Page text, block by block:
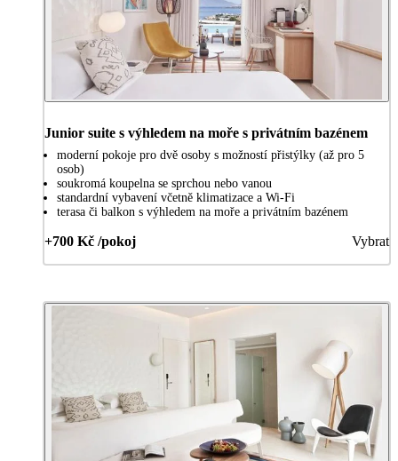
Junior suite s výhledem na moře s privátním bazénem
moderní pokoje pro dvě osoby s možností přistýlky (až pro 5
osob)
soukromá koupelna se sprchou nebo vanou
standardní vybavení včetně klimatizace a Wi-Fi
terasa či balkon s výhledem na moře a privátním bazénem
+700 Kč /pokoj Vybrat